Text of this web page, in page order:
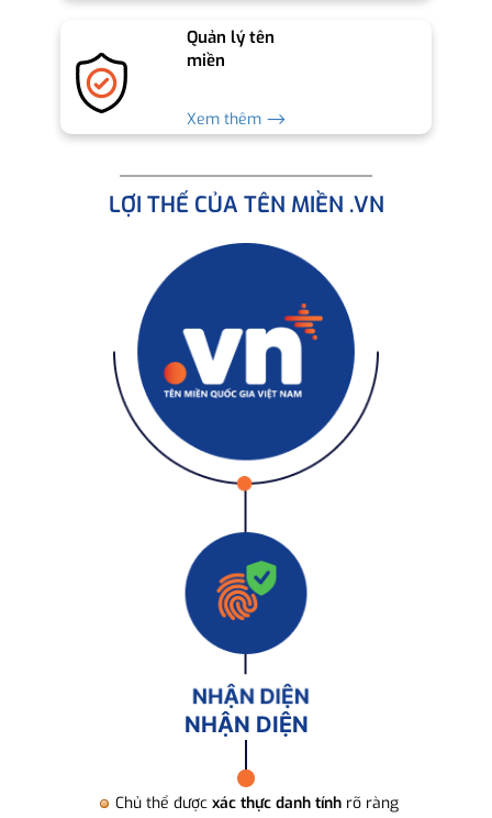
Quản lý tên
miền
Xem thêm ⟶
LỢI THẾ CỦA TÊN MIỀN .VN
NHẬN DIỆN
Chủ thể được xác thực danh tính rõ ràng